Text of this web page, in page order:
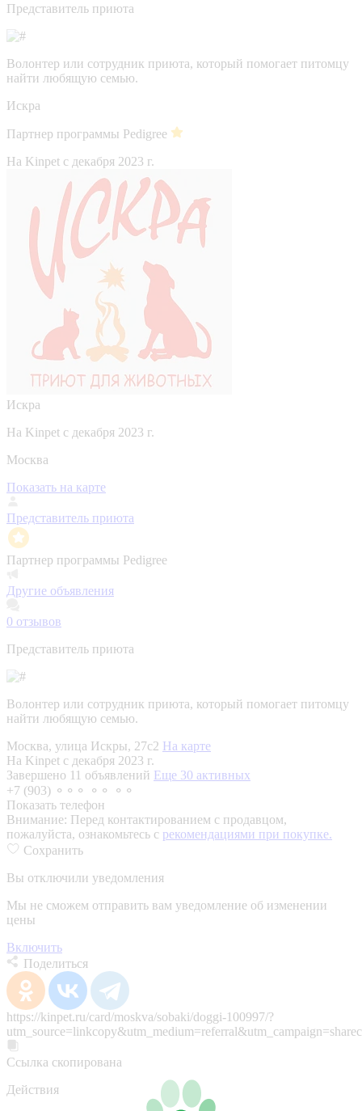
Представитель приюта
Волонтер или сотрудник приюта, который помогает питомцу
найти любящую семью.
Искра
Партнер программы Pedigree
На Kinpet c декабря 2023 г.
Искра
На Kinpet c декабря 2023 г.
Москва
Показать на карте
Представитель приюта
Партнер программы Pedigree
Другие объявления
0 отзывов
Представитель приюта
Волонтер или сотрудник приюта, который помогает питомцу
найти любящую семью.
Москва, улица Искры, 27с2 На карте
На Kinpet c декабря 2023 г.
Завершено 11 объявлений Еще 30 активных
+7 (903) ⚬⚬⚬ ⚬⚬ ⚬⚬
Показать телефон
Внимание: Перед контактированием с продавцом,
пожалуйста, ознакомьтесь с рекомендациями при покупке.
Сохранить
Вы отключили уведомления
Мы не сможем отправить вам уведомление об изменении
цены
Включить
Поделиться
https://kinpet.ru/card/moskva/sobaki/doggi-100997/?
Ссылка скопирована
Действия